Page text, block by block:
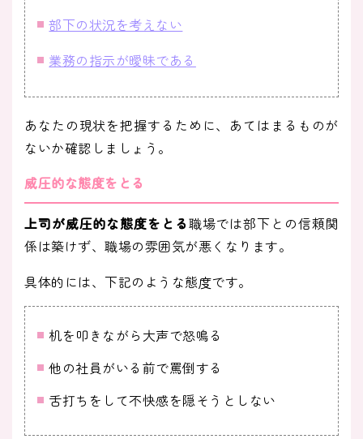
部下の状況を考えない
業務の指示が曖昧である
あなたの現状を把握するために、あてはまるものが
ないか確認しましょう。
威圧的な態度をとる
上司が威圧的な態度をとる職場では部下との信頼関
係は築けず、職場の雰囲気が悪くなります。
具体的には、下記のような態度です。
机を叩きながら大声で怒鳴る
他の社員がいる前で罵倒する
舌打ちをして不快感を隠そうとしない